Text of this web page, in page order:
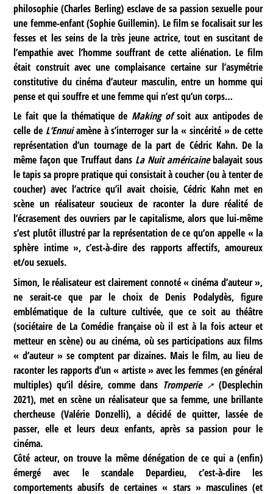
philosophie (Charles Berling) esclave de sa passion sexuelle pour
une femme-enfant (Sophie Guillemin). Le film se focalisait sur les
fesses et les seins de la très jeune actrice, tout en suscitant de
l’empathie avec l’homme souffrant de cette aliénation. Le film
était construit avec une complaisance certaine sur l’asymétrie
constitutive du cinéma d’auteur masculin, entre un homme qui
pense et qui souffre et une femme qui n’est qu’un corps…
Le fait que la thématique de Making ofsoit aux antipodes de
celle de L’Ennuiamène à s’interroger sur la « sincérité » de cette
représentation d’un tournage de la part de Cédric Kahn. De la
même façon que Truffaut dans La Nuit américainebalayait sous
le tapis sa propre pratique qui consistait à coucher (ou à tenter de
coucher) avec l’actrice qu’il avait choisie, Cédric Kahn met en
scène un réalisateur soucieux de raconter la dure réalité de
l’écrasement des ouvriers par le capitalisme, alors que lui-même
s’est plutôt illustré par la représentation de ce qu’on appelle « la
sphère intime », c’est-à-dire des rapports affectifs, amoureux
et/ou sexuels.
Simon, le réalisateur est clairement connoté « cinéma d’auteur »,
ne serait-ce que par le choix de Denis Podalydès, figure
emblématique de la culture cultivée, que ce soit au théâtre
(sociétaire de La Comédie française où il est à la fois acteur et
metteur en scène) ou au cinéma, où ses participations aux films
« d’auteur » se comptent par dizaines. Mais le film, au lieu de
raconter les rapports d’un « artiste » avec les femmes (en général
multiples) qu’il désire, comme dans Tromperie
(Desplechin
2021), met en scène un réalisateur que sa femme, une brillante
chercheuse (Valérie Donzelli), a décidé de quitter, lassée de
passer, elle et leurs deux enfants, après sa passion pour le
cinéma.
Côté acteur, on trouve la même dénégation de ce qui a (enfin)
émergé avec le scandale Depardieu, c’est-à-dire les
comportements abusifs de certaines « stars » masculines (et